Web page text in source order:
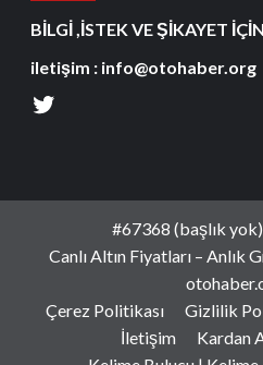
BİLGİ ,İSTEK VE ŞİKAYET İÇİN
iletişim : info@otohaber.org
#67368 (başlık yok)
Canlı Altın Fiyatları – Anlık
Çerez Politikası
Gizlilik
İletişim
Kardan